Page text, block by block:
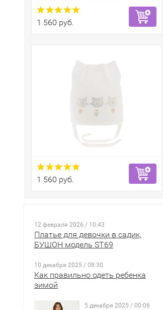
1 560 руб.
1 560 руб.
12 февраля 2026 / 10:43
Платье для девочки в садик,
БУШОН модель ST69
10 декабря 2025 / 08:30
Как правильно одеть ребенка
зимой
5 декабря 2025 / 00:06